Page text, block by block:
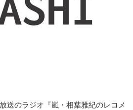
送のラジオ『嵐・相葉雅紀のレコメ